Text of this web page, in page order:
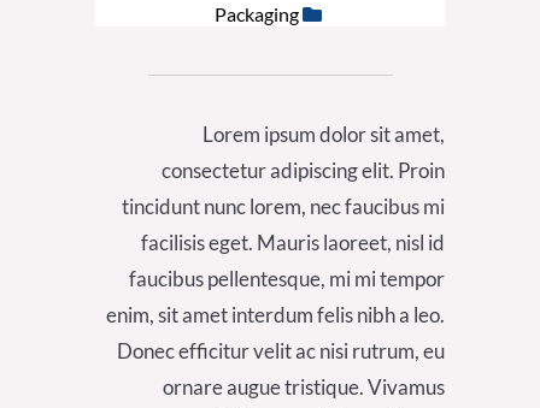
Packaging
Lorem ipsum dolor sit amet,
consectetur adipiscing elit. Proin
tincidunt nunc lorem, nec faucibus mi
facilisis eget. Mauris laoreet, nisl id
faucibus pellentesque, mi mi tempor
enim, sit amet interdum felis nibh a leo.
Donec efficitur velit ac nisi rutrum, eu
ornare augue tristique. Vivamus